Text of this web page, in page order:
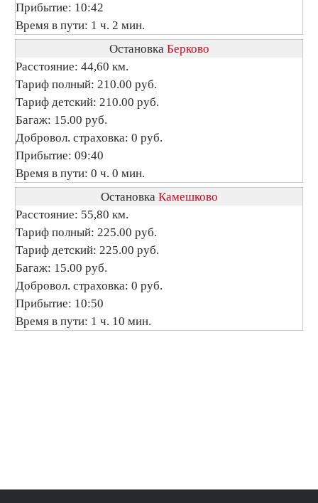
Прибытие: 10:42
Время в пути: 1 ч. 2 мин.
Остановка Берково
Расстояние: 44,60 км.
Тариф полный: 210.00 руб.
Тариф детский: 210.00 руб.
Багаж: 15.00 руб.
Добровол. страховка: 0 руб.
Прибытие: 09:40
Время в пути: 0 ч. 0 мин.
Остановка Камешково
Расстояние: 55,80 км.
Тариф полный: 225.00 руб.
Тариф детский: 225.00 руб.
Багаж: 15.00 руб.
Добровол. страховка: 0 руб.
Прибытие: 10:50
Время в пути: 1 ч. 10 мин.